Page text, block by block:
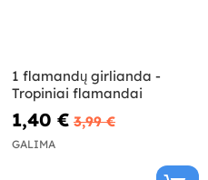
1 flamandų girlianda -
Tropiniai flamandai
1,40 € 3,99 €
GALIMA